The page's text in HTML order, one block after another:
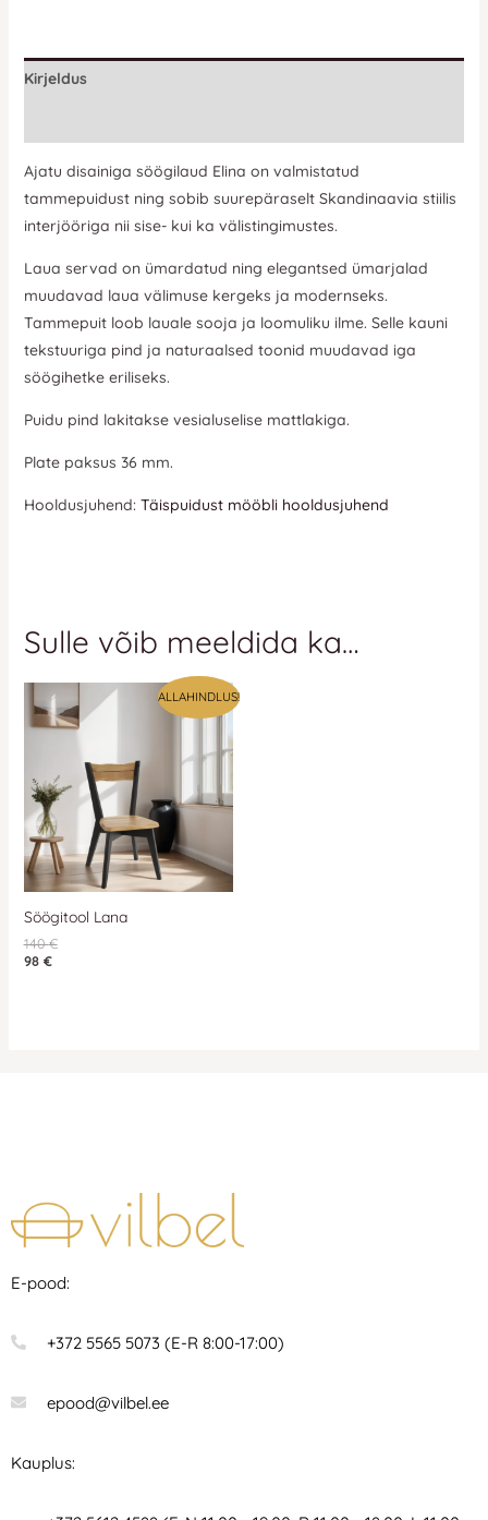
Kirjeldus
Ajatu disainiga söögilaud Elina on valmistatud
tammepuidust ning sobib suurepäraselt Skandinaavia stiilis
interjööriga nii sise- kui ka välistingimustes.
Laua servad on ümardatud ning elegantsed ümarjalad
muudavad laua välimuse kergeks ja modernseks.
Tammepuit loob lauale sooja ja loomuliku ilme. Selle kauni
tekstuuriga pind ja naturaalsed toonid muudavad iga
söögihetke eriliseks.
Puidu pind lakitakse vesialuselise mattlakiga.
Plate paksus 36 mm.
Hooldusjuhend: Täispuidust mööbli hooldusjuhend
Sulle võib meeldida ka…
ALLAHINDLUS!
Söögitool Lana
140€
98 €
E-pood:
+372 5565 5073 (E-R 8:00-17:00)
epood@vilbel.ee
Kauplus: